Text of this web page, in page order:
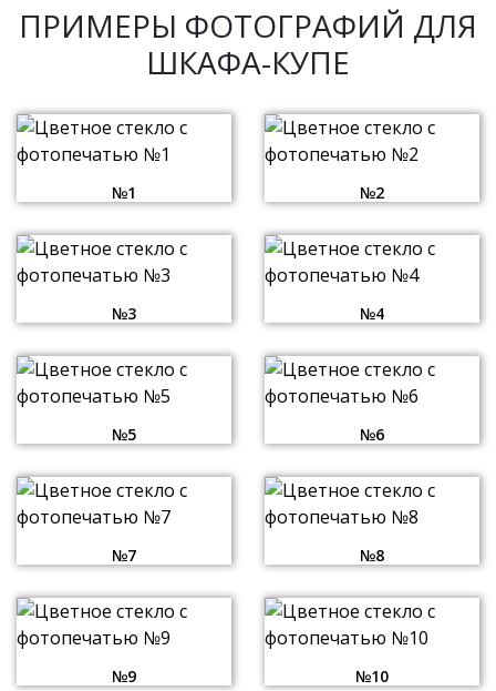
ПРИМЕРЫ ФОТОГРАФИЙ ДЛЯ
ШКАФА-КУПЕ
№1 №2
№3 №4
№5 №6
№7 №8
№9 №10